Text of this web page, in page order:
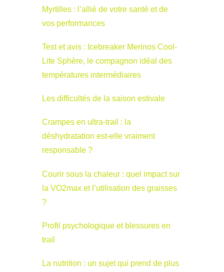
Myrtilles : l’allié de votre santé et de
vos performances
Test et avis : Icebreaker Merinos Cool-
Lite Sphère, le compagnon idéal des
températures intermédiaires
Les difficultés de la saison estivale
Crampes en ultra-trail : la
déshydratation est-elle vraiment
responsable ?
Courir sous la chaleur : quel impact sur
la VO2max et l’utilisation des graisses
?
Profil psychologique et blessures en
trail
La nutrition : un sujet qui prend de plus